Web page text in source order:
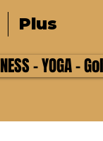
Plus
- YOGA -